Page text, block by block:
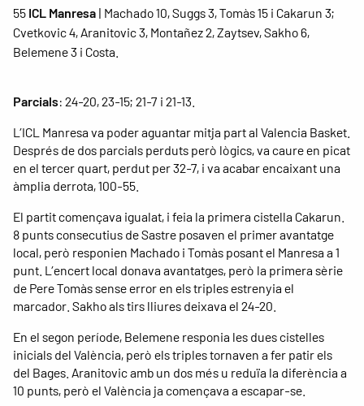
55 ICL Manresa | Machado 10, Suggs 3, Tomàs 15 i Cakarun 3;
Cvetkovic 4, Aranitovic 3, Montañez 2, Zaytsev, Sakho 6,
Belemene 3 i Costa.
Parcials: 24-20, 23-15; 21-7 i 21-13.
L’ICL Manresa va poder aguantar mitja part al Valencia Basket.
Després de dos parcials perduts però lògics, va caure en picat
en el tercer quart, perdut per 32-7, i va acabar encaixant una
àmplia derrota, 100-55.
El partit començava igualat, i feia la primera cistella Cakarun.
8 punts consecutius de Sastre posaven el primer avantatge
local, però responien Machado i Tomàs posant el Manresa a 1
punt. L’encert local donava avantatges, però la primera sèrie
de Pere Tomàs sense error en els triples estrenyia el
marcador. Sakho als tirs lliures deixava el 24-20.
En el segon període, Belemene responia les dues cistelles
inicials del València, però els triples tornaven a fer patir els
del Bages. Aranitovic amb un dos més u reduïa la diferència a
10 punts, però el València ja començava a escapar-se.